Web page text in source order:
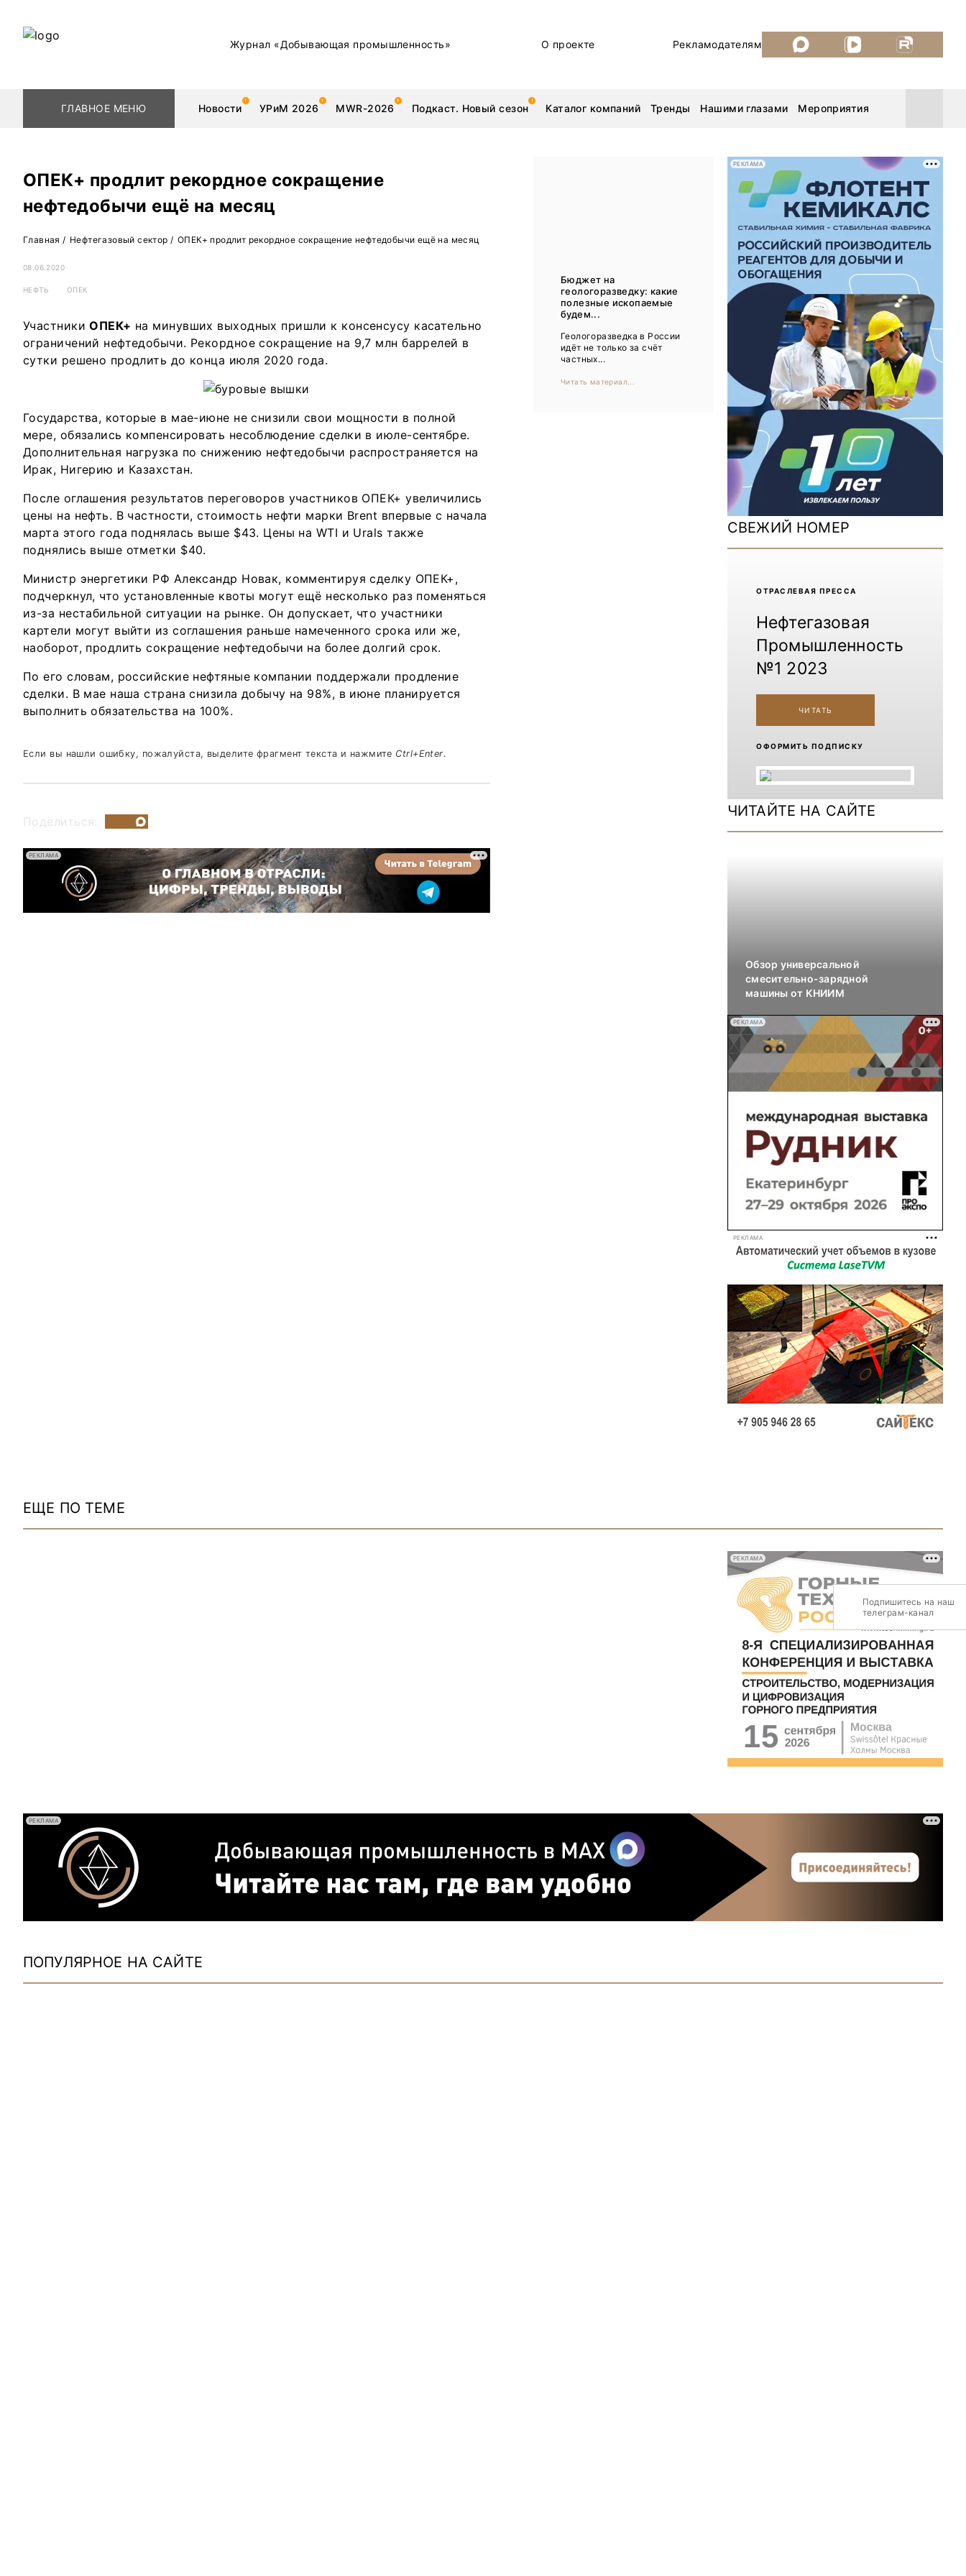
Журнал «Добывающая промышленность» О проекте Рекламодателям
ГЛАВНОЕ МЕНЮ Новости УРиМ 2026 MWR-2026 Подкаст. Новый сезон Каталог компаний Тренды Нашими глазами Мероприятия
Геологоразведка
Обогащение
Редкоземельные металлы
Золото Техника и технологии
Тренды
Каталог компаний
Уголь России и Майнинг 2026
MiningWorld Russia 2026
ДП Подкаст. Новый сезон
Рудник 2025
MiningWorld Russia 2025
Уголь России и Майнинг 2025
Рудник 2024 | Обзор выставки
В помощь шахтёру 2024
Уголь России и Майнинг 2024
Mining World Russia 2024
ОПЕК+ продлит рекордное сокращение
нефтедобычи ещё на месяц
Главная / Нефтегазовый сектор/ ОПЕК+ продлит рекордное сокращение нефтедобычи ещё на месяц
08.06.2020
НЕФТЬ ОПЕК
УчастникиОПЕК+ на минувших выходных пришли к консенсусу касательно
ограничений нефтедобычи. Рекордное сокращение на 9,7 млн баррелей в
сутки решено продлить до конца июля 2020 года.
Государства, которые в мае-июне не снизили свои мощности в полной
мере, обязались компенсировать несоблюдение сделки в июле-сентябре.
Дополнительная нагрузка по снижению нефтедобычи распространяется на
Ирак, Нигерию и Казахстан.
После оглашения результатов переговоров участников ОПЕК+ увеличились
цены на нефть. В частности, стоимость нефти марки Brent впервые с начала
марта этого года поднялась выше $43. Цены на WTI и Urals также
поднялись выше отметки $40.
Министр энергетики РФ Александр Новак, комментируя сделку ОПЕК+,
подчеркнул, что установленные квоты могут ещё несколько раз поменяться
из-за нестабильной ситуации на рынке. Он допускает, что участники
картели могут выйти из соглашения раньше намеченного срока или же,
наоборот, продлить сокращение нефтедобычи на более долгий срок.
По его словам, российские нефтяные компании поддержали продление
сделки. В мае наша страна снизила добычу на 98%, в июне планируется
выполнить обязательства на 100%.
Если вы нашли ошибку, пожалуйста, выделите фрагмент текста и нажмите Ctrl+Enter.
Поделиться:
РЕКЛАМА
Бюджет на
геологоразведку: какие
полезные ископаемые
будем...
Геологоразведка в России
идёт не только за счёт
частных...
Читать материал...
РЕКЛАМА
СВЕЖИЙ НОМЕР
ОТРАCЛЕВАЯ ПРЕССА
Нефтегазовая
Промышленность
№1 2023
ЧИТАТЬ
ОФОРМИТЬ ПОДПИСКУ
ЧИТАЙТЕ НА САЙТЕ
Обзор универсальной
смесительно-зарядной
машины от КНИИМ
РЕКЛАМА
РЕКЛАМА
ЕЩЕ ПО ТЕМЕ
РЕКЛАМА
РЕКЛАМА
ПОПУЛЯРНОЕ НА САЙТЕ
Подпишитесь на наш
телеграм-канал